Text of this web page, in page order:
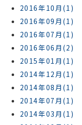
2016年10月(1)
2016年09月(1)
2016年07月(1)
2016年06月(2)
2015年01月(1)
2014年12月(1)
2014年08月(1)
2014年07月(1)
2014年03月(1)